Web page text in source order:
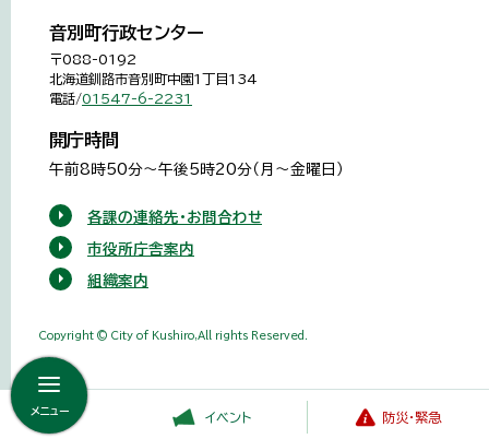
メニュー イベント 防災・緊急
音別町行政センター
〒088-0192
北海道釧路市音別町中園1丁目134
電話/01547-6-2231
開庁時間
午前8時50分～午後5時20分（月～金曜日）
各課の連絡先・お問合わせ
市役所庁舎案内
組織案内
Copyright © City of Kushiro,All rights Reserved.